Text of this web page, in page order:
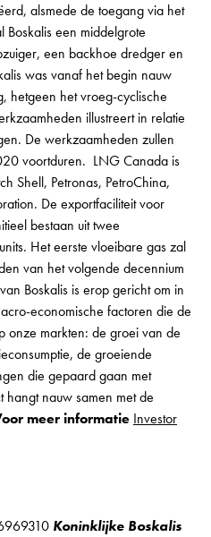
alsmede de toegang via het
Boskalis een middelgrote
een backhoe dredger en
was vanaf het begin nauw
hetgeen het vroeg-cyclische
illustreert in relatie
De werkzaamheden zullen
voortduren. LNG Canada is
Shell, Petronas, PetroChina,
De exportfaciliteit voor
bestaan uit twee
Het eerste vloeibare gas zal
van het volgende decennium
Boskalis is erop gericht om in
economische factoren die de
onze markten: de groei van de
de groeiende
die gepaard gaan met
hangt nauw samen met de
meer informatie Investor
Koninklijke Boskalis